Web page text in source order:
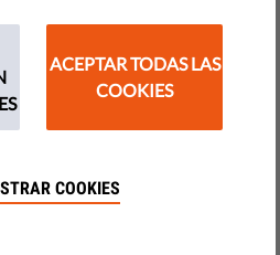
interés público. Mejora la
de cuentas y favorece la
ACEPTAR TODAS LAS
COOKIES
COOKIES